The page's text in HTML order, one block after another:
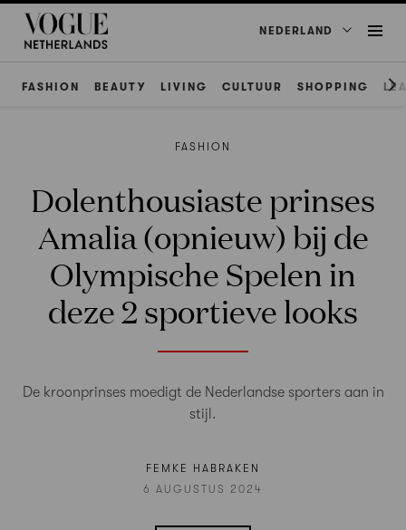
NEDERLAND
FASHION BEAUTY LIVING CULTUUR SHOPPING
FASHION
Dolenthousiaste prinses
Amalia (opnieuw) bij de
Olympische Spelen in
deze 2 sportieve looks
De kroonprinses moedigt de Nederlandse sporters aan in
stijl.
FEMKE HABRAKEN
6 AUGUSTUS 2024